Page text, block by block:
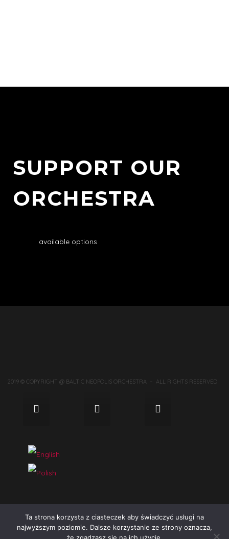
SUPPORT OUR
ORCHESTRA
available options
2019 © COPYRIGHT @ BALTIC NEOPOLIS ORCHESTRA – ALL RIGHTS RESERVED
Ta strona korzysta z ciasteczek aby świadczyć usługi na
najwyższym poziomie. Dalsze korzystanie ze strony oznacza,